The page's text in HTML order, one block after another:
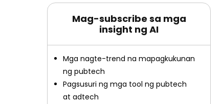
Mag-subscribe sa mga
insight ng AI
Mga nagte-trend na mapagkukunan
ng pubtech
Pagsusuri ng mga tool ng pubtech
at adtech